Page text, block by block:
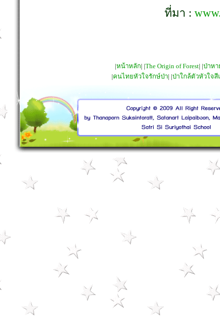
ที่มา :
|หน้าหลัก| |The Origin of Forest| |ป่าห
|คนไทยหัวใจรักษ์ป่า| |ป่าใกล้ตัวหัวใจสี